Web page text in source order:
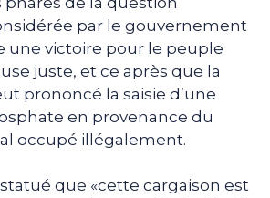
par le gouvernement
une victoire pour le peuple
juste, et ce après que la
prononcé la saisie d’une
en provenance du
occupé illégalement.
que «cette cargaison est